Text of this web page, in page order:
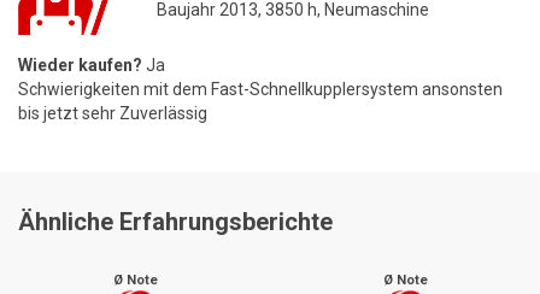
Baujahr 2013, 3850 h, Neumaschine
Wieder kaufen? Ja
Schwierigkeiten mit dem Fast-Schnellkupplersystem ansonsten
bis jetzt sehr Zuverlässig
Ähnliche Erfahrungsberichte
Ø Note Ø Note